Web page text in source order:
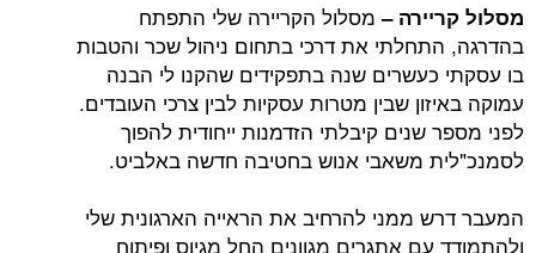
מסלול קריירה –מסלול הקריירה שלי התפתח
בהדרגה, התחלתי את דרכי בתחום ניהול שכר והטבות
בו עסקתי כעשרים שנה בתפקידים שהקנו לי הבנה
עמוקה באיזון שבין מטרות עסקיות לבין צרכי העובדים.
לפני מספר שנים קיבלתי הזדמנות ייחודית להפוך
לסמנכ"לית משאבי אנוש בחטיבה חדשה באלביט.
המעבר דרש ממני להרחיב את הראייה הארגונית שלי
ולהתמודד עם אתגרים מגוונים החל מגיוס ופיתוח